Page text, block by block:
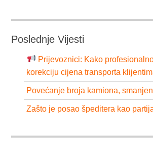
Poslednje Vijesti
Prijevoznici: Kako
korekciju cijena transporta
Povećanje broja kamiona,
Zašto je posao špeditera kao